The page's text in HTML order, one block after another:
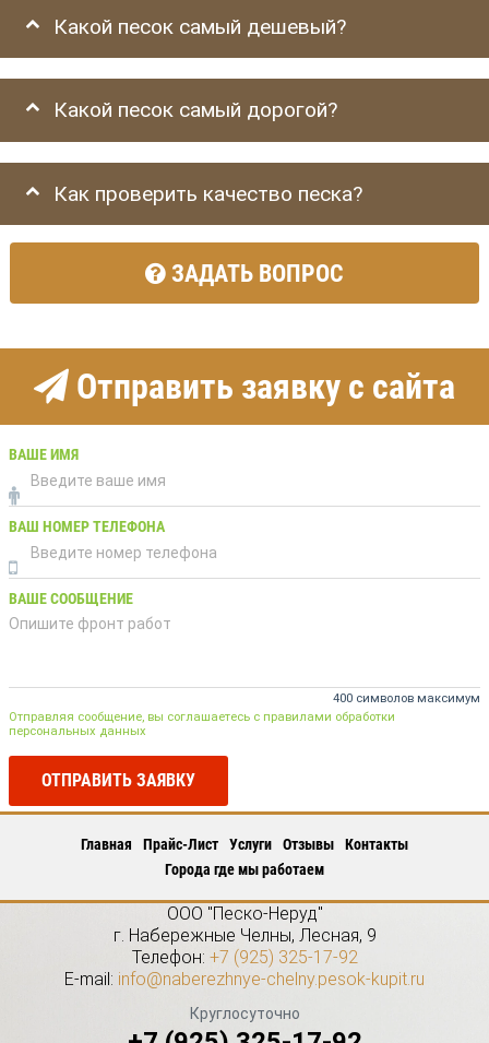
Какой песок самый дешевый?
Какой песок самый дорогой?
Как проверить качество песка?
ЗАДАТЬ ВОПРОС
Отправить заявку с сайта
ВАШЕ ИМЯ
ВАШ НОМЕР ТЕЛЕФОНА
ВАШЕ СООБЩЕНИЕ
400 символов максимум
Отправляя сообщение, вы соглашаетесь с правилами обработки
персональных данных
ОТПРАВИТЬ ЗАЯВКУ
Главная Прайс-Лист Услуги Отзывы
Контакты
Города где мы работаем
ООО "Песко-Неруд"
г. Набережные Челны, Лесная, 9
Телефон: +7 (925) 325-17-92
E-mail: info@naberezhnye-chelny.pesok-kupit.ru
Круглосуточно